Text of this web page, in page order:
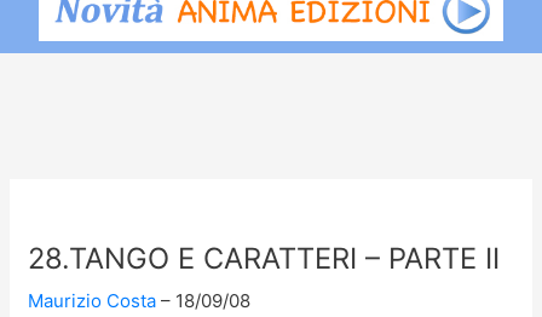
28.TANGO E CARATTERI – PARTE II
Maurizio Costa
18/09/08